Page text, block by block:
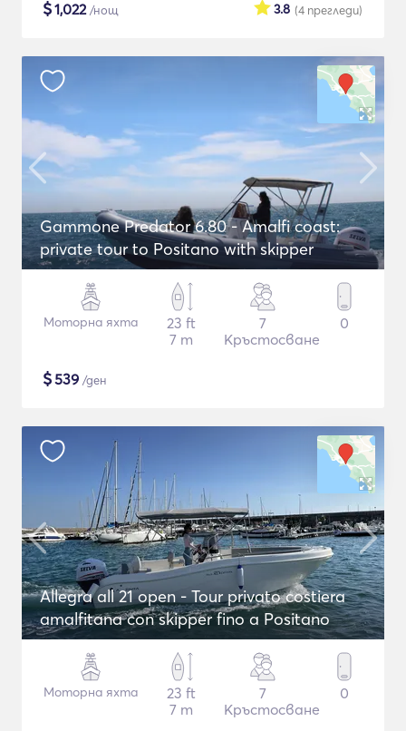
$1,022/нощ (4 прегледи)
3.8
Gammone Predator 6.80 - Amalfi coast:
private tour to Positano with skipper
Моторна яхта
23 ft
7 m
7
Кръстосване
0
$539 /ден
Allegra all 21 open - Tour privato costiera
amalfitana con skipper fino a Positano
Моторна яхта
23 ft
7 m
7
Кръстосване
0